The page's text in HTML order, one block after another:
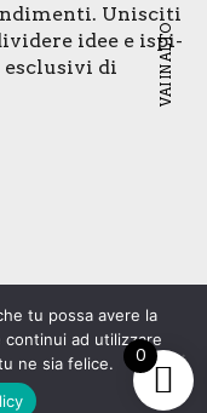
Uni­sci­ti
idee e ispi­
esclu­si­vi di
VAI IN ALTO
C.F. 92073430461 -
0
tu possa avere la
ad utilizzare
ne sia felice.